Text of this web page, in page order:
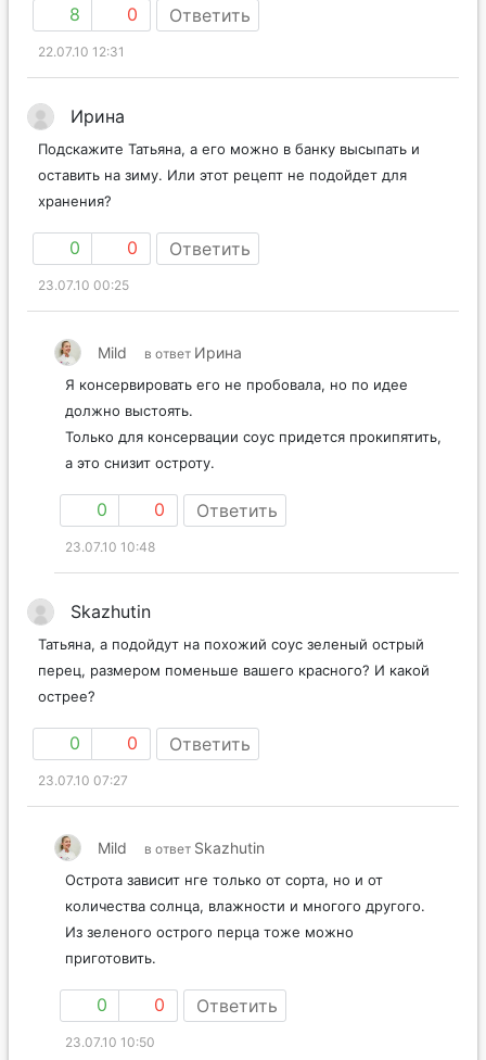
8 0 Ответить
22.07.10 12:31
Ирина
Подскажите Татьяна, а его можно в банку высыпать и
оставить на зиму. Или этот рецепт не подойдет для
хранения?
0 0 Ответить
23.07.10 00:25
Mild в ответ Ирина
Я консервировать его не пробовала, но по идее
должно выстоять.
Только для консервации соус придется прокипятить,
а это снизит остроту.
0 0 Ответить
23.07.10 10:48
Skazhutin
Татьяна, а подойдут на похожий соус зеленый острый
перец, размером поменьше вашего красного? И какой
острее?
0 0 Ответить
23.07.10 07:27
Mild в ответ Skazhutin
Острота зависит нге только от сорта, но и от
количества солнца, влажности и многого другого.
Из зеленого острого перца тоже можно
приготовить.
0 0 Ответить
23.07.10 10:50